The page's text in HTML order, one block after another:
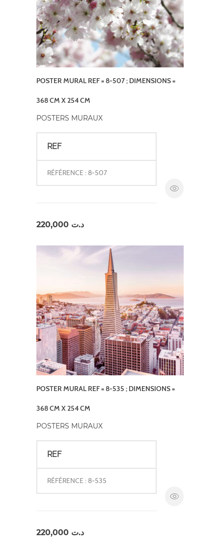
POSTER MURAL REF = 8-507 ; DIMENSIONS =
368 CM X 254 CM
POSTERS MURAUX
REF
RÉFÉRENCE : 8-507
د.ت
POSTER MURAL REF = 8-535 ; DIMENSIONS =
368 CM X 254 CM
POSTERS MURAUX
REF
RÉFÉRENCE : 8-535
د.ت